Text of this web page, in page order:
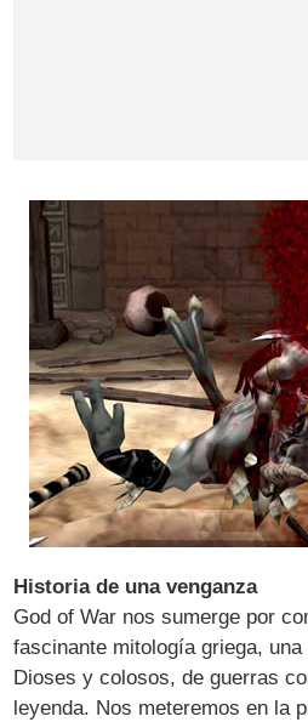
Historia de una venganza
God of War nos sumerge por
fascinante mitología griega,
Dioses y colosos, de guerras
leyenda. Nos meteremos en la